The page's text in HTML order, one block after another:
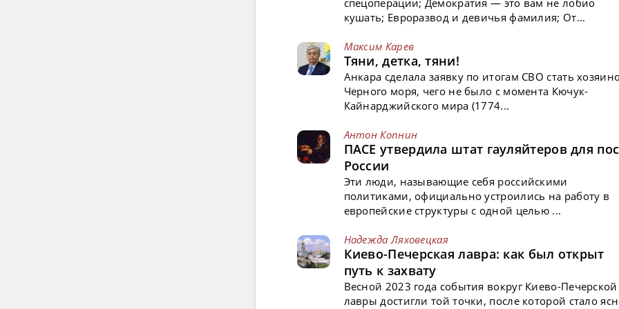
спецоперации; Демократия — это вам не лобио
кушать; Евроразвод и девичья фамилия; От...
Максим Карев
Тяни, детка, тяни!
Анкара сделала заявку по итогам СВО стать
Черного моря, чего не было с момента Кючук-
Кайнарджийского мира (1774...
Антон Копнин
ПАСЕ утвердила штат гауляйтеров для
России
Эти люди, называющие себя российскими
политиками, официально устроились на работу в
европейские структуры с одной целью ...
Надежда Ляховецкая
Киево-Печерская лавра: как был открыт
путь к захвату
Весной 2023 года события вокруг Киево-Печерской
лавры достигли той точки, после которой стало